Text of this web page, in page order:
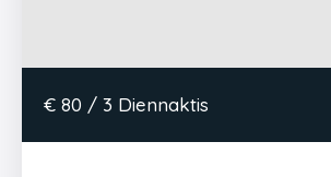
€ 80 / 3 Diennaktis